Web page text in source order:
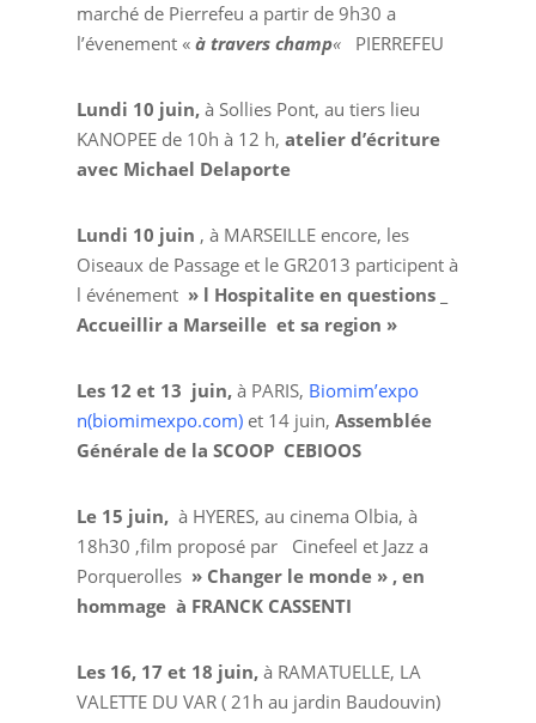
marché de Pierrefeu a partir de 9h30 a
l’évenement « à travers champ« PIERREFEU
Lundi 10 juin, à Sollies Pont, au tiers lieu
KANOPEE de 10h à 12 h, atelier d’écriture
avec Michael Delaporte
Lundi 10 juin , à MARSEILLE encore, les
Oiseaux de Passage et le GR2013 participent à
l événement » l Hospitalite en questions _
Accueillir a Marseille et sa region »
Les 12 et 13 juin, à PARIS, Biomim’expo
n(biomimexpo.com) et 14 juin, Assemblée
Générale de la SCOOP CEBIOOS
Le 15 juin, à HYERES, au cinema Olbia, à
18h30 ,film proposé par Cinefeel et Jazz a
Porquerolles » Changer le monde » , en
hommage à FRANCK CASSENTI
Les 16, 17 et 18 juin, à RAMATUELLE, LA
VALETTE DU VAR ( 21h au jardin Baudouvin)